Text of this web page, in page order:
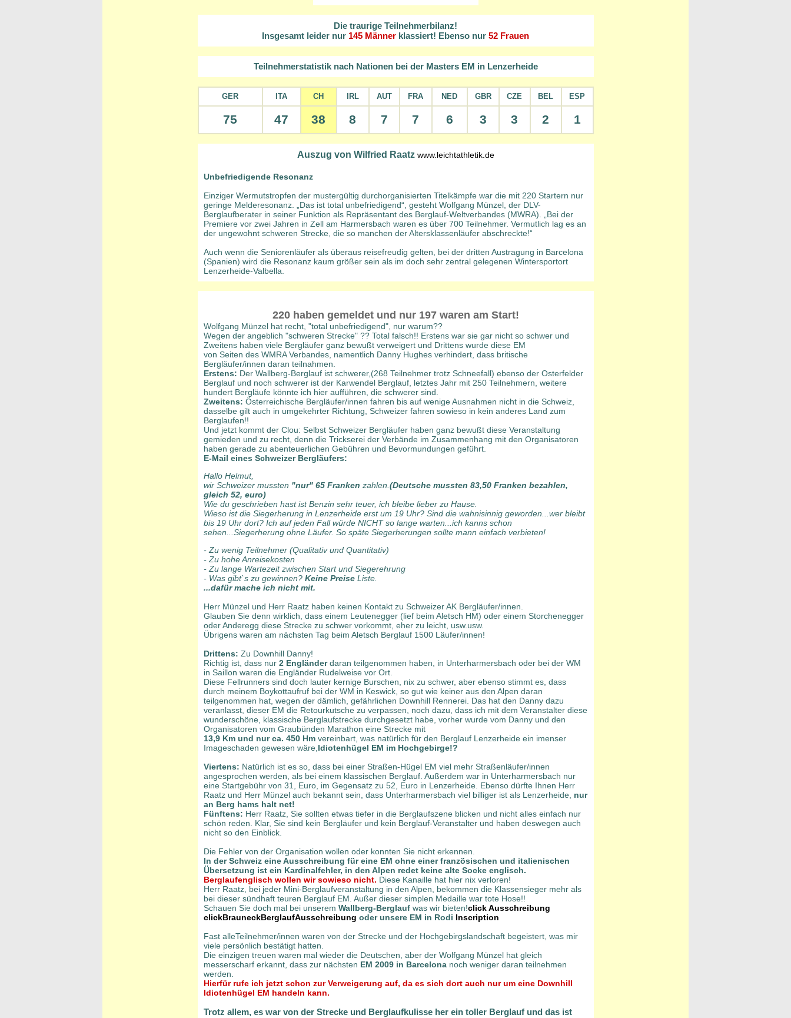
Die traurige Teilnehmerbilanz!
Insgesamt leider nur 145 Männer klassiert! Ebenso nur 52 Frauen
Teilnehmerstatistik nach Nationen bei der Masters EM in Lenzerheide
GER ITA CH IRL AUT FRA NED GBR CZE BEL ESP
75 47 38 8 7 7 6 3 3 2 1
Auszug von Wilfried Raatz www.leichtathletik.de
Unbefriedigende Resonanz
Einziger Wermutstropfen der mustergültig durchorganisierten Titelkämpfe war die mit 220 Startern nur
geringe Melderesonanz. „Das ist total unbefriedigend“, gesteht Wolfgang Münzel, der DLV-
Berglaufberater in seiner Funktion als Repräsentant des Berglauf-Weltverbandes (MWRA). „Bei der
Premiere vor zwei Jahren in Zell am Harmersbach waren es über 700 Teilnehmer. Vermutlich lag es an
der ungewohnt schweren Strecke, die so manchen der Altersklassenläufer abschreckte!“
Auch wenn die Seniorenläufer als überaus reisefreudig gelten, bei der dritten Austragung in Barcelona
(Spanien) wird die Resonanz kaum größer sein als im doch sehr zentral gelegenen Wintersportort
Lenzerheide-Valbella.
220 haben gemeldet und nur 197 waren am Start!
Wolfgang Münzel hat recht, "total unbefriedigend", nur warum??
Wegen der angeblich "schweren Strecke" ?? Total falsch!! Erstens war sie gar nicht so schwer und
Zweitens haben viele Bergläufer ganz bewußt verweigert und Drittens wurde diese EM
von Seiten des WMRA Verbandes, namentlich Danny Hughes verhindert, dass britische
Bergläufer/innen daran teilnahmen.
Erstens: Der Wallberg-Berglauf ist schwerer,(268 Teilnehmer trotz Schneefall) ebenso der Osterfelder
Berglauf und noch schwerer ist der Karwendel Berglauf, letztes Jahr mit 250 Teilnehmern, weitere
hundert Bergläufe könnte ich hier aufführen, die schwerer sind.
Zweitens: Österreichische Bergläufer/innen fahren bis auf wenige Ausnahmen nicht in die Schweiz,
dasselbe gilt auch in umgekehrter Richtung, Schweizer fahren sowieso in kein anderes Land zum
Berglaufen!!
Und jetzt kommt der Clou: Selbst Schweizer Bergläufer haben ganz bewußt diese Veranstaltung
gemieden und zu recht, denn die Trickserei der Verbände im Zusammenhang mit den Organisatoren
haben gerade zu abenteuerlichen Gebühren und Bevormundungen geführt.
E-Mail eines Schweizer Bergläufers:
Hallo Helmut,
wir Schweizer mussten "nur" 65 Franken zahlen. (Deutsche mussten 83,50 Franken bezahlen,
gleich 52, euro)
Wie du geschrieben hast ist Benzin sehr teuer, ich bleibe lieber zu Hause.
Wieso ist die Siegerherung in Lenzerheide erst um 19 Uhr? Sind die wahnisinnig geworden...wer bleibt
bis 19 Uhr dort? Ich auf jeden Fall würde NICHT so lange warten...ich kanns schon
sehen...Siegerherung ohne Läufer. So späte Siegerherungen sollte mann einfach verbieten!
- Zu wenig Teilnehmer (Qualitativ und Quantitativ)
- Zu hohe Anreisekosten
- Zu lange Wartezeit zwischen Start und Siegerehrung
- Was gibt`s zu gewinnen? Keine PreiseListe.
...dafür mache ich nicht mit.
Herr Münzel und Herr Raatz haben keinen Kontakt zu Schweizer AK Bergläufer/innen.
Glauben Sie denn wirklich, dass einem Leutenegger (lief beim Aletsch HM) oder einem Storchenegger
oder Anderegg diese Strecke zu schwer vorkommt, eher zu leicht, usw.usw.
Übrigens waren am nächsten Tag beim Aletsch Berglauf 1500 Läufer/innen!
Drittens: Zu Downhill Danny!
Richtig ist, dass nur 2 Engländerdaran teilgenommen haben, in Unterharmersbach oder bei der WM
in Saillon waren die Engländer Rudelweise vor Ort.
Diese Fellrunners sind doch lauter kernige Burschen, nix zu schwer, aber ebenso stimmt es, dass
durch meinem Boykottaufruf bei der WM in Keswick, so gut wie keiner aus den Alpen daran
teilgenommen hat, wegen der dämlich, gefährlichen Downhill Rennerei. Das hat den Danny dazu
veranlasst, dieser EM die Retourkutsche zu verpassen, noch dazu, dass ich mit dem Veranstalter diese
wunderschöne, klassische Berglaufstrecke durchgesetzt habe, vorher wurde vom Danny und den
Organisatoren vom Graubünden Marathon eine Strecke mit
13,9 Km und nur ca. 450 Hmvereinbart, was natürlich für den Berglauf Lenzerheide ein imenser
Imageschaden gewesen wäre, Idiotenhügel EM im Hochgebirge!?
Viertens: Natürlich ist es so, dass bei einer Straßen-Hügel EM viel mehr Straßenläufer/innen
angesprochen werden, als bei einem klassischen Berglauf. Außerdem war in Unterharmersbach nur
eine Startgebühr von 31, Euro, im Gegensatz zu 52, Euro in Lenzerheide. Ebenso dürfte Ihnen Herr
Raatz und Herr Münzel auch bekannt sein, dass Unterharmersbach viel billiger ist als Lenzerheide, nur
an Berg hams halt net!
Fünftens: Herr Raatz, Sie sollten etwas tiefer in die Berglaufszene blicken und nicht alles einfach nur
schön reden. Klar, Sie sind kein Bergläufer und kein Berglauf-Veranstalter und haben deswegen auch
nicht so den Einblick.
Die Fehler von der Organisation wollen oder konnten Sie nicht erkennen.
In der Schweiz eine Ausschreibung für eine EM ohne einer französischen und italienischen
Übersetzung ist ein Kardinalfehler, in den Alpen redet keine alte Socke englisch.
Berglaufenglisch wollen wir sowieso nicht. Diese Kanaille hat hier nix verloren!
Herr Raatz, bei jeder Mini-Berglaufveranstaltung in den Alpen, bekommen die Klassensieger mehr als
bei dieser sündhaft teuren Berglauf EM. Außer dieser simplen Medaille war tote Hose!!
Schauen Sie doch mal bei unserem Wallberg-Berglaufwas wir bieten!click Ausschreibung
clickBrauneckBerglaufAusschreibung oder unsere EM in Rodi Inscription
Fast alleTeilnehmer/innen waren von der Strecke und der Hochgebirgslandschaft begeistert, was mir
viele persönlich bestätigt hatten.
Die einzigen treuen waren mal wieder die Deutschen, aber der Wolfgang Münzel hat gleich
messerscharf erkannt, dass zur nächsten EM 2009 in Barcelonanoch weniger daran teilnehmen
werden.
Hierfür rufe ich jetzt schon zur Verweigerung auf, da es sich dort auch nur um eine Downhill
Idiotenhügel EM handeln kann.
Trotz allem, es war von der Strecke und Berglaufkulisse her ein toller Berglauf und das ist